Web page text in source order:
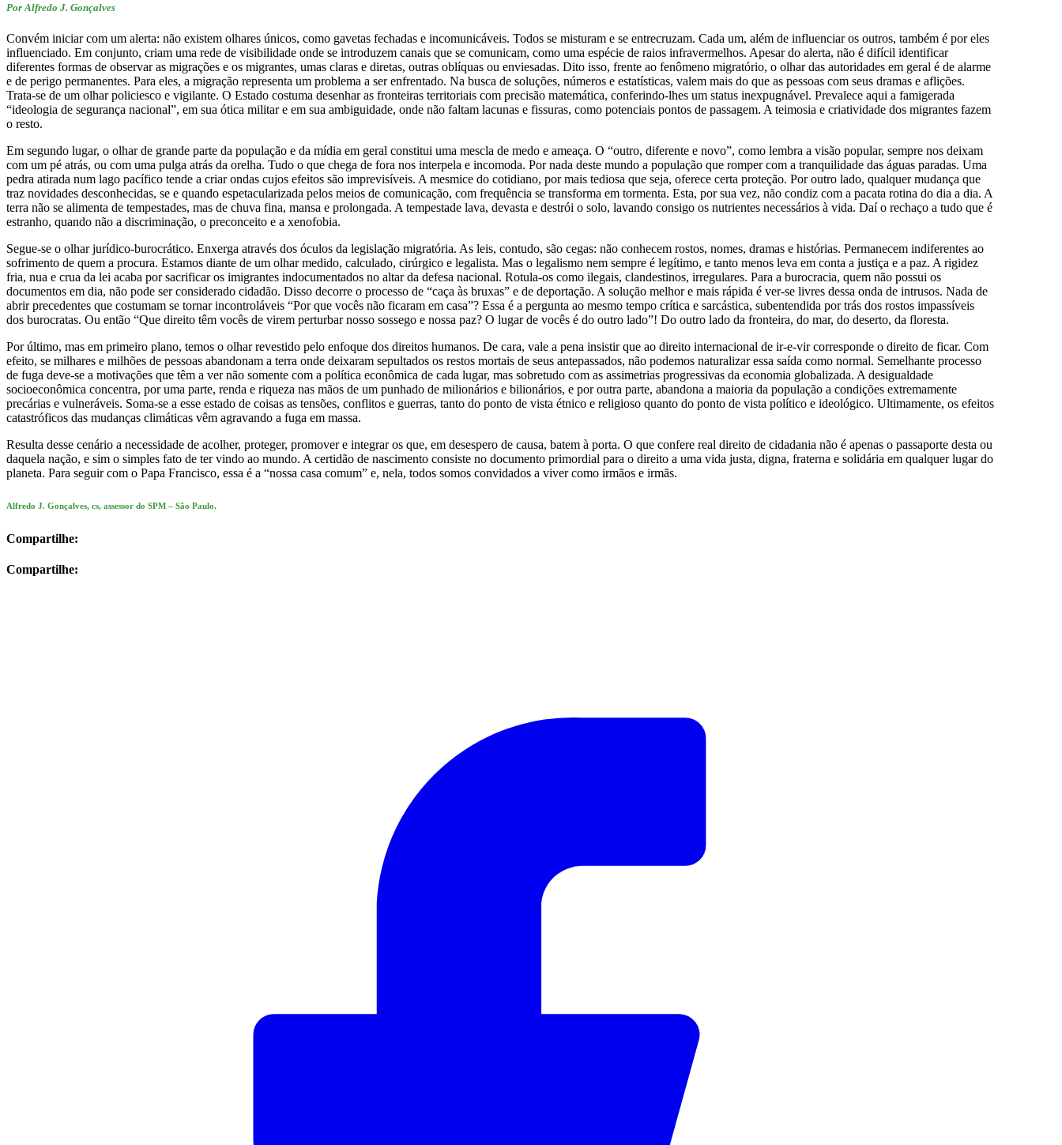
Por Alfredo J. Gonçalves
Convém iniciar com um alerta: não existem olhares únicos, como gavetas fechadas e incomunicáveis. Todos se misturam e se entrecruzam. Cada um, além de influenciar os outros, também é por eles
influenciado. Em conjunto, criam uma rede de visibilidade onde se introduzem canais que se comunicam, como uma espécie de raios infravermelhos. Apesar do alerta, não é difícil identificar
diferentes formas de observar as migrações e os migrantes, umas claras e diretas, outras oblíquas ou enviesadas. Dito isso, frente ao fenômeno migratório, o olhar das autoridades em geral é de alarme
e de perigo permanentes. Para eles, a migração representa um problema a ser enfrentado. Na busca de soluções, números e estatísticas, valem mais do que as pessoas com seus dramas e aflições.
Trata-se de um olhar policiesco e vigilante. O Estado costuma desenhar as fronteiras territoriais com precisão matemática, conferindo-lhes um status inexpugnável. Prevalece aqui a famigerada
“ideologia de segurança nacional”, em sua ótica militar e em sua ambiguidade, onde não faltam lacunas e fissuras, como potenciais pontos de passagem. A teimosia e criatividade dos migrantes fazem
o resto.
Em segundo lugar, o olhar de grande parte da população e da mídia em geral constitui uma mescla de medo e ameaça. O “outro, diferente e novo”, como lembra a visão popular, sempre nos deixam
com um pé atrás, ou com uma pulga atrás da orelha. Tudo o que chega de fora nos interpela e incomoda. Por nada deste mundo a população que romper com a tranquilidade das águas paradas. Uma
pedra atirada num lago pacífico tende a criar ondas cujos efeitos são imprevisíveis. A mesmice do cotidiano, por mais tediosa que seja, oferece certa proteção. Por outro lado, qualquer mudança que
traz novidades desconhecidas, se e quando espetacularizada pelos meios de comunicação, com frequência se transforma em tormenta. Esta, por sua vez, não condiz com a pacata rotina do dia a dia. A
terra não se alimenta de tempestades, mas de chuva fina, mansa e prolongada. A tempestade lava, devasta e destrói o solo, lavando consigo os nutrientes necessários à vida. Daí o rechaço a tudo que é
estranho, quando não a discriminação, o preconceito e a xenofobia.
Segue-se o olhar jurídico-burocrático. Enxerga através dos óculos da legislação migratória. As leis, contudo, são cegas: não conhecem rostos, nomes, dramas e histórias. Permanecem indiferentes ao
sofrimento de quem a procura. Estamos diante de um olhar medido, calculado, cirúrgico e legalista. Mas o legalismo nem sempre é legítimo, e tanto menos leva em conta a justiça e a paz. A rigidez
fria, nua e crua da lei acaba por sacrificar os imigrantes indocumentados no altar da defesa nacional. Rotula-os como ilegais, clandestinos, irregulares. Para a burocracia, quem não possui os
documentos em dia, não pode ser considerado cidadão. Disso decorre o processo de “caça às bruxas” e de deportação. A solução melhor e mais rápida é ver-se livres dessa onda de intrusos. Nada de
abrir precedentes que costumam se tornar incontroláveis “Por que vocês não ficaram em casa”? Essa é a pergunta ao mesmo tempo crítica e sarcástica, subentendida por trás dos rostos impassíveis
dos burocratas. Ou então “Que direito têm vocês de virem perturbar nosso sossego e nossa paz? O lugar de vocês é do outro lado”! Do outro lado da fronteira, do mar, do deserto, da floresta.
Por último, mas em primeiro plano, temos o olhar revestido pelo enfoque dos direitos humanos. De cara, vale a pena insistir que ao direito internacional de ir-e-vir corresponde o direito de ficar. Com
efeito, se milhares e milhões de pessoas abandonam a terra onde deixaram sepultados os restos mortais de seus antepassados, não podemos naturalizar essa saída como normal. Semelhante processo
de fuga deve-se a motivações que têm a ver não somente com a política econômica de cada lugar, mas sobretudo com as assimetrias progressivas da economia globalizada. A desigualdade
socioeconômica concentra, por uma parte, renda e riqueza nas mãos de um punhado de milionários e bilionários, e por outra parte, abandona a maioria da população a condições extremamente
precárias e vulneráveis. Soma-se a esse estado de coisas as tensões, conflitos e guerras, tanto do ponto de vista étnico e religioso quanto do ponto de vista político e ideológico. Ultimamente, os efeitos
catastróficos das mudanças climáticas vêm agravando a fuga em massa.
Resulta desse cenário a necessidade de acolher, proteger, promover e integrar os que, em desespero de causa, batem à porta. O que confere real direito de cidadania não é apenas o passaporte desta ou
daquela nação, e sim o simples fato de ter vindo ao mundo. A certidão de nascimento consiste no documento primordial para o direito a uma vida justa, digna, fraterna e solidária em qualquer lugar do
planeta. Para seguir com o Papa Francisco, essa é a “nossa casa comum” e, nela, todos somos convidados a viver como irmãos e irmãs.
Alfredo J. Gonçalves, cs, assessor do SPM – São Paulo.
Compartilhe:
Compartilhe: